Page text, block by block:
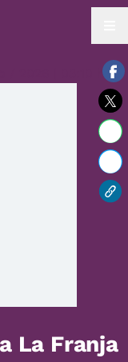
/ 2026 | 03:10 hrs.
La Franja